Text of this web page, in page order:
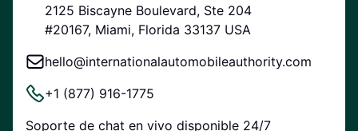
2125 Biscayne Boulevard, Ste 204
#20167, Miami, Florida 33137 USA
hello@internationalautomobileauthority.com
+1 (877) 916-1775
Soporte de chat en vivo disponible 24/7